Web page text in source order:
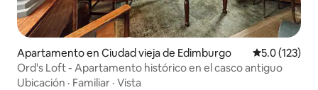
Apartamento en Ciudad vieja de Edimburgo Calificación
5.0 (123)
Ord's Loft - Apartamento histórico en el casco antiguo
Ubicación · Familiar · Vista